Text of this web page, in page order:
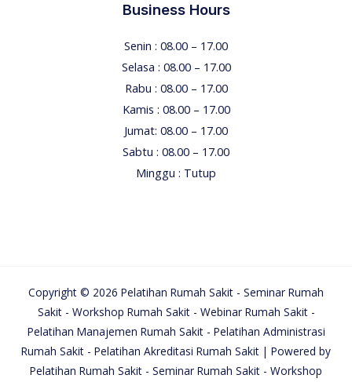
Business Hours
Senin : 08.00 – 17.00
Selasa : 08.00 – 17.00
Rabu : 08.00 – 17.00
Kamis : 08.00 – 17.00
Jumat: 08.00 – 17.00
Sabtu : 08.00 – 17.00
Minggu : Tutup
Copyright © 2026 Pelatihan Rumah Sakit - Seminar Rumah
Sakit - Workshop Rumah Sakit - Webinar Rumah Sakit -
Pelatihan Manajemen Rumah Sakit - Pelatihan Administrasi
Rumah Sakit - Pelatihan Akreditasi Rumah Sakit | Powered by
Pelatihan Rumah Sakit - Seminar Rumah Sakit - Workshop